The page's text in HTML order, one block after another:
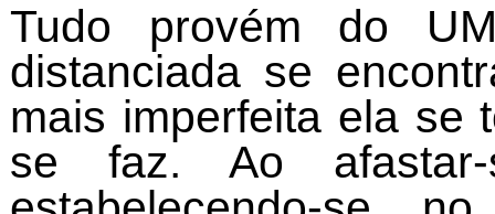
Tudo provém do
distanciada se
mais imperfeita ela se
se faz. Ao